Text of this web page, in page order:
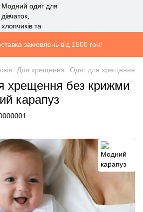
замовлень від 1500 грн!
Для хрещення Одяг для хрещення
хрещення без крижми
карапуз